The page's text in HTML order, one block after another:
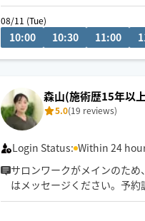
🚃移動です✨
リクエストお待ちしておりま
08/11 (Tue)
10:00 10:30 11:00
森山(施術歴15年以
5.0(19 reviews)
Login Status: Within 24
サロンワークがメインのた
はメッセージください。予
ます。